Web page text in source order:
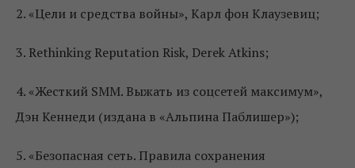
2. «Цели и средства войны», Карл фон Клаузевиц;
3. Rethinking Reputation Risk, Derek Atkins;
4. «Жесткий SMM. Выжать из соцсетей максимум»,
Дэн Кеннеди (издана в «Альпина Паблишер»);
5. «Безопасная сеть. Правила сохранения